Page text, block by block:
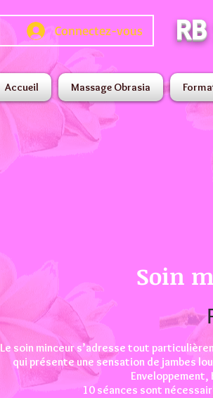
Connectez-vous
Accueil Massage Obrasia
Soin
Le soin minceur s’adresse tout
qui présente une sensation de jambes
Enveloppement,
10 séances sont